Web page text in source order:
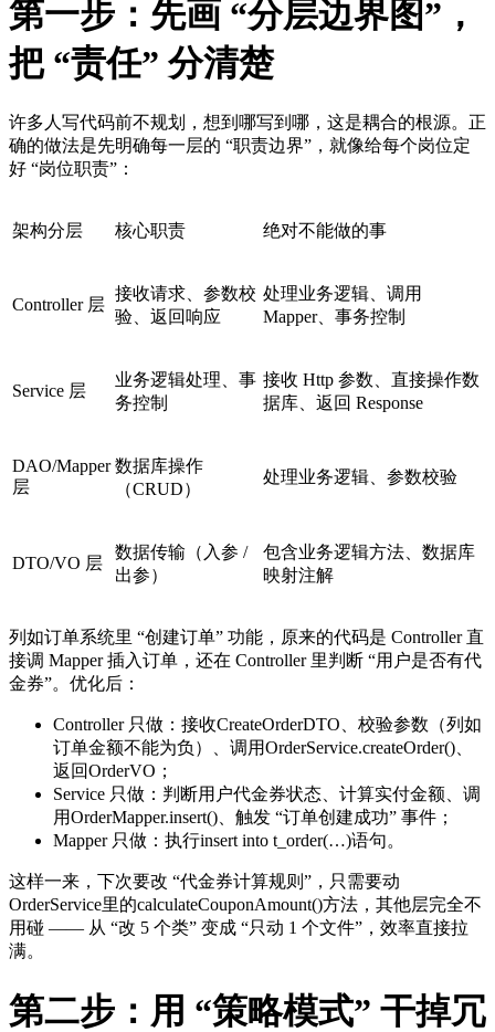
第一步：先画 “分层边界图”，
把 “责任” 分清楚
许多人写代码前不规划，想到哪写到哪，这是耦合的根源。正
确的做法是先明确每一层的 “职责边界”，就像给每个岗位定
好 “岗位职责”：
架构分层 核心职责 绝对不能做的事
Controller 层
接收请求、参数校
验、返回响应
处理业务逻辑、调用
Mapper、事务控制
Service 层
业务逻辑处理、事
务控制
接收 Http 参数、直接操作数
据库、返回 Response
DAO/Mapper
层
数据库操作
（CRUD）
处理业务逻辑、参数校验
DTO/VO 层
数据传输（入参 /
出参）
包含业务逻辑方法、数据库
映射注解
列如订单系统里 “创建订单” 功能，原来的代码是 Controller 直
接调 Mapper 插入订单，还在 Controller 里判断 “用户是否有代
金券”。优化后：
Controller 只做：接收CreateOrderDTO、校验参数（列如
订单金额不能为负）、调用OrderService.createOrder()、
返回OrderVO；
Service 只做：判断用户代金券状态、计算实付金额、调
用OrderMapper.insert()、触发 “订单创建成功” 事件；
Mapper 只做：执行insert into t_order(…)语句。
这样一来，下次要改 “代金券计算规则”，只需要动
OrderService里的calculateCouponAmount()方法，其他层完全不
用碰 —— 从 “改 5 个类” 变成 “只动 1 个文件”，效率直接拉
满。
第二步：用 “策略模式” 干掉冗